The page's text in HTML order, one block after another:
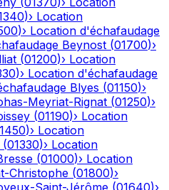
)› Location
)› Location d'échafaudage
Beynost (01700)›
(01200)› Location
)› Location d'échafaudage
Blyes (01150)›
Meyriat-Rignat (01250)›
(01190)› Location
)› Location
(01330)› Location
(01000)› Location
Christophe (01800)›